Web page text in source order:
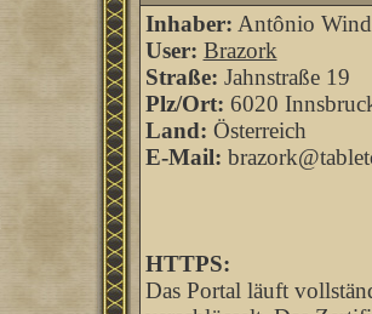
Inhaber: Antônio
User: Brazork
Straße: Jahnstraße 19
Plz/Ort: 6020
Land: Österreich
E-Mail:
HTTPS:
Das Portal läuft